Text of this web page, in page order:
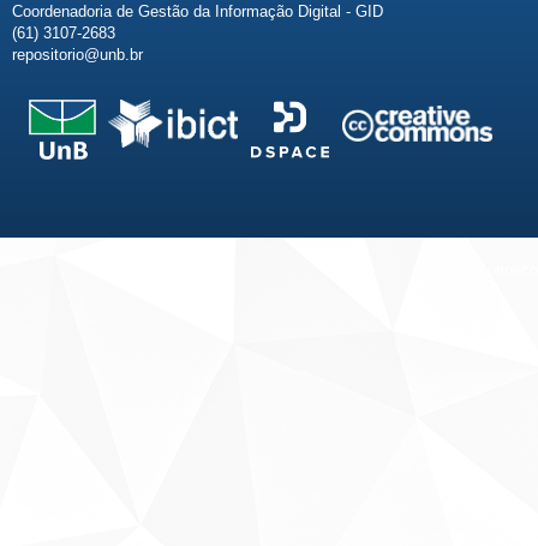
Coordenadoria de Gestão da Informação Digital - GID
(61) 3107-2683
repositorio@unb.br